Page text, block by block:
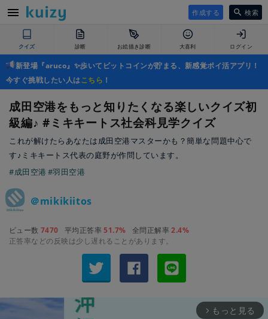
作成する 検索
クイズ 診断 お絵描き診断 大喜利 ログイン
新登場『aruco』✨歩いてビットコインが貯まる、新感覚ポイ活アプリ！
今すぐ挑戦したい人はこちら ！
成田空港をもっと知りたくなる楽しいクイズ初
級編♪ #ミキキートス社会科見学クイズ
これが解けたらあなたは成田空港マスターかも？簡単な問題中心で
す♪ミキキートス代表の庭野が作問しています。
#成田空港 #羽田空港
＠mikikiitos
ビュー数 7470 平均正答率51.7% 全問正解率2.4%
正答率などの反映は少し遅れることがあります。
arrow_forward_ios もっと見る